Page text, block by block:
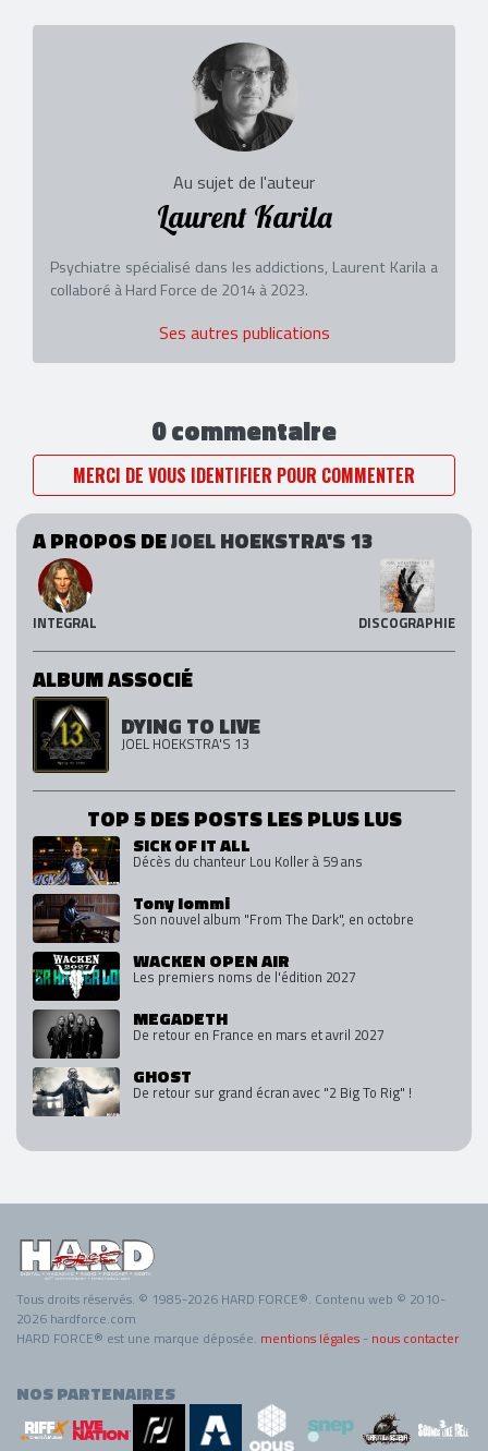
Au sujet de l'auteur
Laurent Karila
Psychiatre spécialisé dans les addictions, Laurent Karila a
collaboré à Hard Force de 2014 à 2023.
Ses autres publications
0 commentaire
MERCI DE VOUS IDENTIFIER POUR COMMENTER
A PROPOS DEJOEL HOEKSTRA'S 13
INTEGRAL DISCOGRAPHIE
ALBUM ASSOCIÉ
DYING TO LIVE
JOEL HOEKSTRA'S 13
TOP 5 DES POSTS LES PLUS LUS
SICK OF IT ALL
Décès du chanteur Lou Koller à 59 ans
Tony Iommi
Son nouvel album "From The Dark", en octobre
WACKEN OPEN AIR
Les premiers noms de l'édition 2027
MEGADETH
De retour en France en mars et avril 2027
GHOST
De retour sur grand écran avec "2 Big To Rig" !
Tous droits réservés. © 1985-2026 HARD FORCE®. Contenu web © 2010-
2026 hardforce.com
HARD FORCE® est une marque déposée. mentions légales - nous contacter
NOS PARTENAIRES